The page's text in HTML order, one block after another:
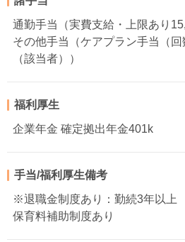
通勤手当（実費支給・上限あり
その他手当（ケアプラン手当（
（該当者））
福利厚生
企業年金 確定拠出年金401k
手当/福利厚生備考
※退職金制度あり：勤続3年以
保育料補助制度あり